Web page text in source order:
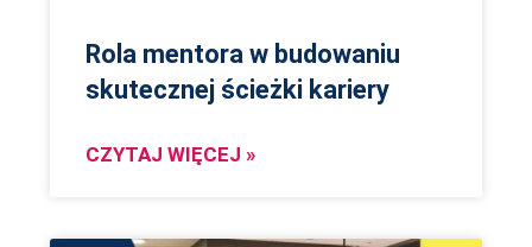
Rola mentora w budowaniu
skutecznej ścieżki kariery
CZYTAJ WIĘCEJ »